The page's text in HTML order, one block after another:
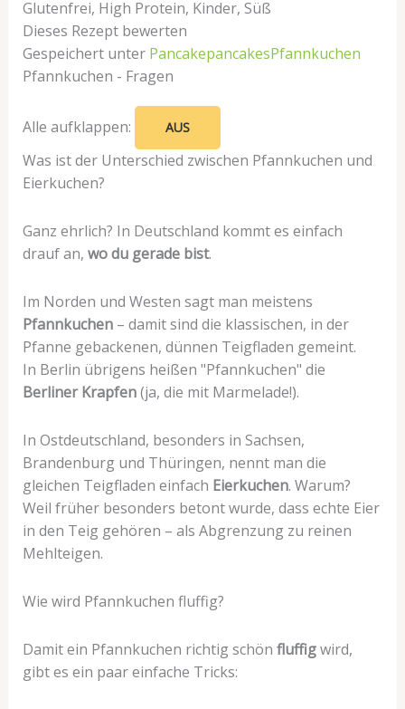
Glutenfrei, High Protein, Kinder, Süß
Dieses Rezept bewerten
Gespeichert unter PancakepancakesPfannkuchen
Pfannkuchen - Fragen
Alle aufklappen: AUS
Was ist der Unterschied zwischen Pfannkuchen und
Eierkuchen?
Ganz ehrlich? In Deutschland kommt es einfach
drauf an, wo du gerade bist.
Im Norden und Westen sagt man meistens
Pfannkuchen– damit sind die klassischen, in der
Pfanne gebackenen, dünnen Teigfladen gemeint.
In Berlin übrigens heißen "Pfannkuchen" die
Berliner Krapfen(ja, die mit Marmelade!).
In Ostdeutschland, besonders in Sachsen,
Brandenburg und Thüringen, nennt man die
gleichen Teigfladen einfach Eierkuchen. Warum?
Weil früher besonders betont wurde, dass echte Eier
in den Teig gehören – als Abgrenzung zu reinen
Mehlteigen.
Wie wird Pfannkuchen fluffig?
Damit ein Pfannkuchen richtig schön fluffigwird,
gibt es ein paar einfache Tricks: